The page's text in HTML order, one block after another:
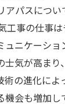
アパスについ
工事の仕事
ュニケーショ
士気が高まり
の進化によ
機会も増加し